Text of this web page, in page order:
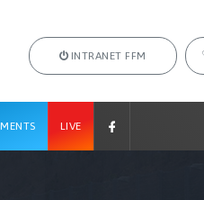
INTRANET FFM
LIVE